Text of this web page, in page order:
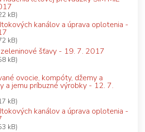
kB)
kanálov a úprava oplotenia -
kB)
šťavy - 19. 7. 2017
kB)
ovocie, kompóty, džemy a
a jemu príbuzné výrobky - 12. 7.
kB)
kanálov a úprava oplotenia -
kB)